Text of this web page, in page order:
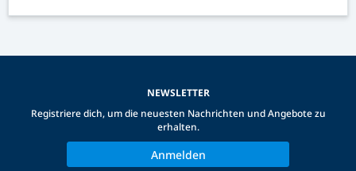
NEWSLETTER
Registriere dich, um die neuesten Nachrichten und Angebote zu
erhalten.
Anmelden